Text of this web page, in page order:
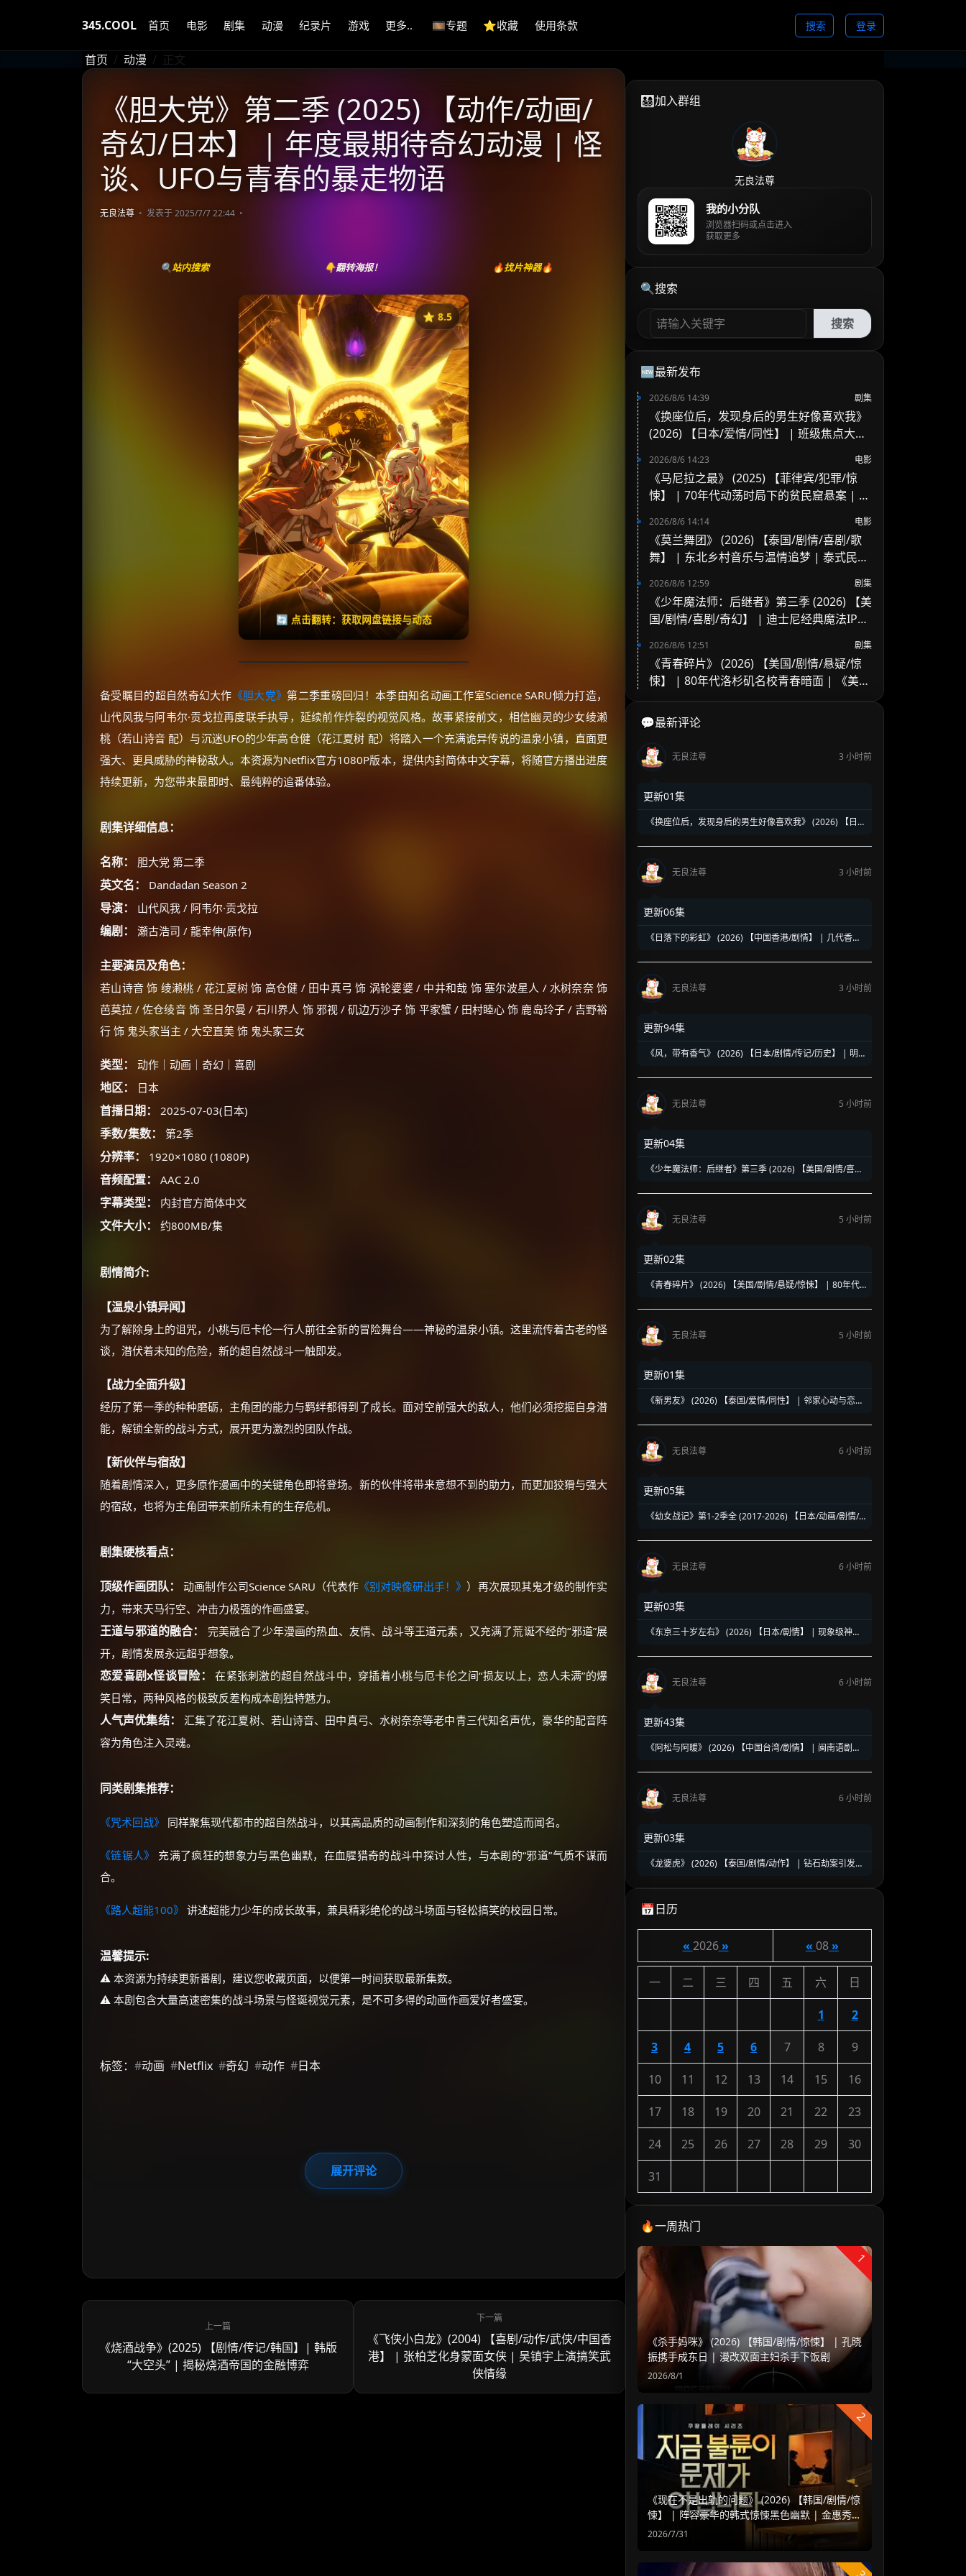
345.COOL 首页 电影 剧集 动漫 纪录片 游戏 更多.. 🎞️专题 ⭐️收藏 使用条款 搜索 登录
首页 动漫 正文
《胆大党》第二季 (2025) 【动作/动画/
奇幻/日本】 | 年度最期待奇幻动漫 | 怪
谈、UFO与青春的暴走物语
无良法尊 发表于 2025/7/7 22:44
🔍站内搜索 👇翻转海报！ 🔥找片神器🔥
⭐️ 8.5
🔄 点击翻转：获取网盘链接与动态
《胆大党》
⭐
收藏
⭐️ 评分：8.5 | 🎬 2024年
📺 连载中
夸克网盘
失效请反馈
🧧️
天天领红包
备受瞩目的超自然奇幻大作 《胆大党》 第二季重磅回归！本季由知名动画工作室Science SARU倾力打造，
山代风我与阿韦尔·贡戈拉再度联手执导，延续前作炸裂的视觉风格。故事紧接前文，相信幽灵的少女绫濑
桃（若山诗音 配）与沉迷UFO的少年高仓健（花江夏树 配）将踏入一个充满诡异传说的温泉小镇，直面更
强大、更具威胁的神秘敌人。本资源为Netflix官方1080P版本，提供内封简体中文字幕，将随官方播出进度
持续更新，为您带来最即时、最纯粹的追番体验。
剧集详细信息：
名称： 胆大党 第二季
英文名： Dandadan Season 2
导演： 山代风我 / 阿韦尔·贡戈拉
编剧： 瀬古浩司 / 龍幸伸(原作)
主要演员及角色：
若山诗音 饰 绫濑桃 / 花江夏树 饰 高仓健 / 田中真弓 饰 涡轮婆婆 / 中井和哉 饰 塞尔波星人 / 水树奈奈 饰
芭莫拉 / 佐仓绫音 饰 圣日尔曼 / 石川界人 饰 邪视 / 矶边万沙子 饰 平家蟹 / 田村睦心 饰 鹿岛玲子 / 吉野裕
行 饰 鬼头家当主 / 大空直美 饰 鬼头家三女
类型： 动作｜动画｜奇幻｜喜剧
地区： 日本
首播日期： 2025-07-03(日本)
季数/集数： 第2季
分辨率： 1920×1080 (1080P)
音频配置： AAC 2.0
字幕类型： 内封官方简体中文
文件大小： 约800MB/集
剧情简介:
【温泉小镇异闻】
为了解除身上的诅咒，小桃与厄卡伦一行人前往全新的冒险舞台——神秘的温泉小镇。这里流传着古老的怪
谈，潜伏着未知的危险，新的超自然战斗一触即发。
【战力全面升级】
经历了第一季的种种磨砺，主角团的能力与羁绊都得到了成长。面对空前强大的敌人，他们必须挖掘自身潜
能，解锁全新的战斗方式，展开更为激烈的团队作战。
【新伙伴与宿敌】
随着剧情深入，更多原作漫画中的关键角色即将登场。新的伙伴将带来意想不到的助力，而更加狡猾与强大
的宿敌，也将为主角团带来前所未有的生存危机。
剧集硬核看点：
顶级作画团队： 动画制作公司Science SARU（代表作《别对映像研出手！》 ）再次展现其鬼才级的制作实
力，带来天马行空、冲击力极强的作画盛宴。
王道与邪道的融合：
完美融合了少年漫画的热血、友情、战斗等王道元素，又充满了荒诞不经的“邪道”展
开，剧情发展永远超乎想象。
恋爱喜剧x怪谈冒险：
在紧张刺激的超自然战斗中，穿插着小桃与厄卡伦之间“损友以上，恋人未满”的爆
笑日常，两种风格的极致反差构成本剧独特魅力。
人气声优集结：
汇集了花江夏树、若山诗音、田中真弓、水树奈奈等老中青三代知名声优，豪华的配音阵
容为角色注入灵魂。
同类剧集推荐：
《咒术回战》 同样聚焦现代都市的超自然战斗，以其高品质的动画制作和深刻的角色塑造而闻名。
《链锯人》
充满了疯狂的想象力与黑色幽默，在血腥猎奇的战斗中探讨人性，与本剧的“邪道”气质不谋而
合。
《路人超能100》 讲述超能力少年的成长故事，兼具精彩绝伦的战斗场面与轻松搞笑的校园日常。
温馨提示:
⚠️ 本资源为持续更新番剧，建议您收藏页面，以便第一时间获取最新集数。
⚠️ 本剧包含大量高速密集的战斗场景与怪诞视觉元素，是不可多得的动画作画爱好者盛宴。
标签： #动画 #Netflix #奇幻 #动作 #日本
展开评论
《烧酒战争》(2025) 【剧情/传记/韩国】| 韩版
“大空头” | 揭秘烧酒帝国的金融博弈
《飞侠小白龙》(2004) 【喜剧/动作/武侠/中国香
港】 | 张柏芝化身蒙面女侠 | 吴镇宇上演搞笑武
侠情缘
👨‍👩‍👧‍👦加入群组
无良法尊
我的小分队
浏览器扫码或点击进入
获取更多
🔍搜索
搜索
🆕最新发布
2026/8/6 14:39 剧集
《换座位后，发现身后的男生好像喜欢我》
(2026) 【日本/爱情/同性】 | 班级焦点大帅
高甜校园BL
2026/8/6 14:23 电影
《马尼拉之最》 (2025) 【菲律宾/犯罪/惊
悚】 | 70年代动荡时局下的贫民窟悬案 | 菲
2026/8/6 14:14 电影
《莫兰舞团》 (2026) 【泰国/剧情/喜剧/歌
舞】 | 东北乡村音乐与温情追梦 | 泰式民谣
2026/8/6 12:59 剧集
《少年魔法师：后继者》第三季 (2026) 【美
国/剧情/喜剧/奇幻】 | 迪士尼经典魔法IP终
2026/8/6 12:51 剧集
《青春碎片》 (2026) 【美国/剧情/悬疑/惊
悚】 | 80年代洛杉矶名校青春暗面 | 《美国
💬最新评论
无良法尊 3 小时前
更新01集
《换座位后，发现身后的男生好像喜欢我》 (2026) 【日
座位引发的直球高甜校园BL
无良法尊
3 小时前
更新06集
《日落下的彩虹》 (2026) 【中国香港/剧情】 | 几代香港
无良法尊 3 小时前
更新94集
《风，带有香气》 (2026) 【日本/剧情/传记/历史】 | 明
醒之路
无良法尊
5 小时前
更新04集
《少年魔法师：后继者》第三季 (2026) 【美国/剧情/喜剧/
拯救家族
无良法尊
5 小时前
更新02集
《青春碎片》 (2026) 【美国/剧情/悬疑/惊悚】 | 80年代
无良法尊 5 小时前
更新01集
《新男友》 (2026) 【泰国/爱情/同性】 | 邻家心动与恋爱
无良法尊 6 小时前
更新05集
《幼女战记》第1-2季全 (2017-2026) 【日本/动画/剧情/
异世界神作
无良法尊
6 小时前
更新03集
《东京三十岁左右》 (2026) 【日本/剧情】 | 现象级神剧
无良法尊 6 小时前
更新43集
《阿松与阿暖》 (2026) 【中国台湾/剧情】 | 闽南语剧视
无良法尊 6 小时前
更新03集
《龙婆虎》 (2026) 【泰国/剧情/动作】 | 钻石劫案引发的
📅日历
« 2026» « 08»
一 二 三 四 五 六 日
1 2
3 4 5 6 7 8 9
10 11 12 13 14 15 16
17 18 19 20 21 22 23
24 25 26 27 28 29 30
31
🔥一周热门
1
《杀手妈咪》 (2026) 【韩国/剧情/惊悚】 | 孔晓
振携手成东日 | 漫改双面主妇杀手下饭剧
2026/8/1
2
《现在不是出轨的问题》 (2026) 【韩国/剧情/惊
悚】 | 阵容豪华的韩式惊悚黑色幽默 | 金惠秀 x
赵汝贞强强联手
2026/7/31
🧧 福利领取站 ×
朋友们辛苦了 💦
优惠券、活动红包，每日可领。
⚡ 前往【大淘客】领红包